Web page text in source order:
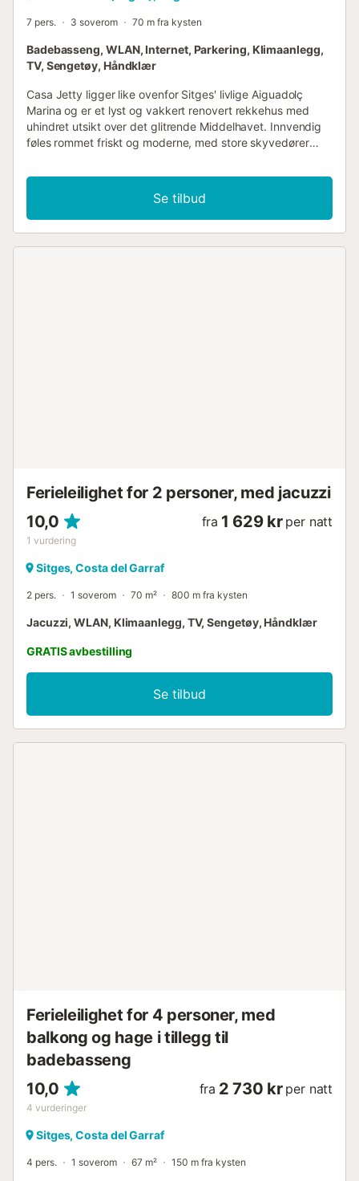
7 pers. 3 soverom 70 m fra kysten
Badebasseng, WLAN, Internet, Parkering, Klimaanlegg,
TV, Sengetøy, Håndklær
Casa Jetty ligger like ovenfor Sitges' livlige Aiguadolç
Marina og er et lyst og vakkert renovert rekkehus med
uhindret utsikt over det glitrende Middelhavet. Innvendig
føles rommet friskt og moderne, med store skyvedører
spisestue er et trivelig samlingspunkt med komfortable
sofaer, et spisebord for hele familien og direkte tilgang til
terrassen. Til venstre finner du et kompakt, men stilig
kjøkken som er fullt utstyrt for late frokoster eller matlaging
kystst...
Se tilbud
Ferieleilighet for 2 personer, med jacuzzi
10,0
1 vurdering
fra 1 629 kr per natt
Sitges, Costa del Garraf
2 pers. 1 soverom 70 m² 800 m fra kysten
Jacuzzi, WLAN, Klimaanlegg, TV, Sengetøy, Håndklær
GRATIS avbestilling
Se tilbud
Ferieleilighet for 4 personer, med
balkong og hage i tillegg til
badebasseng
10,0
4 vurderinger
fra 2 730 kr per natt
Sitges, Costa del Garraf
4 pers. 1 soverom 67 m² 150 m fra kysten